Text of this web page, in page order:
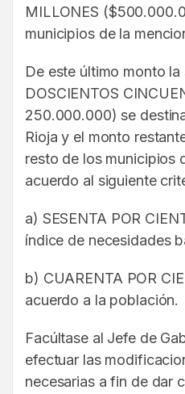
MILLONES
municipios de la
De este último monto la
DOSCIENTOS
250.000.000) se
Rioja y el monto
resto de los municipios
acuerdo al siguiente
a) SESENTA POR
índice de necesidades
b) CUARENTA POR
acuerdo a la población.
Facúltase al Jefe de
efectuar las
necesarias a fin de dar